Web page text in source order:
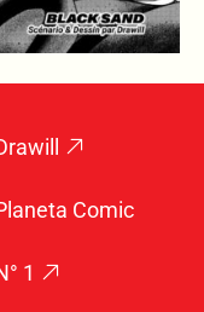
Comic
1